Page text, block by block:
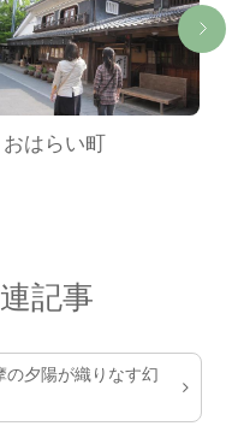
おはらい町
記事
の夕陽が織りなす幻